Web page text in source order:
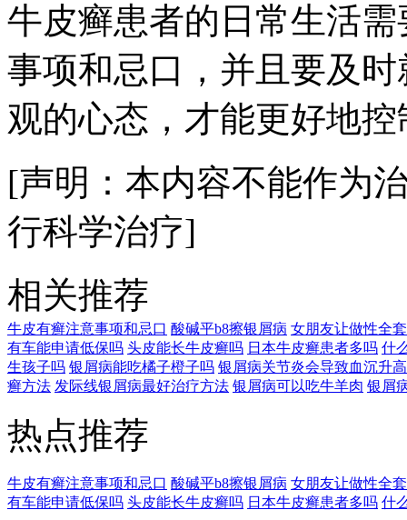
牛皮癣患者的日常生活
事项和忌口，并且要及
观的心态，才能更好地
[声明：本内容不能作为
行科学治疗]
相关推荐
牛皮有癣注意事项和忌口 酸碱平b8擦银屑病 女朋友让做性全
有车能申请低保吗 头皮能长牛皮癣吗 日本牛皮癣患者多吗 什
生孩子吗 银屑病能吃橘子橙子吗 银屑病关节炎会导致血沉升
癣方法 发际线银屑病最好治疗方法 银屑病可以吃牛羊肉 银屑
热点推荐
牛皮有癣注意事项和忌口 酸碱平b8擦银屑病 女朋友让做性全
有车能申请低保吗 头皮能长牛皮癣吗 日本牛皮癣患者多吗 什